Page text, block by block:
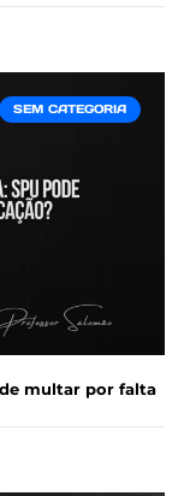
SEM CATEGORIA
multar por falta